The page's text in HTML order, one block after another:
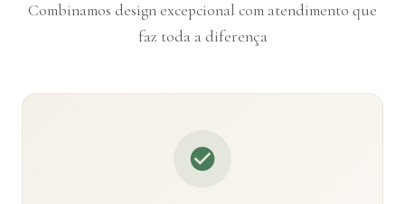
Combinamos design excepcional com atendimento que
faz toda a diferença